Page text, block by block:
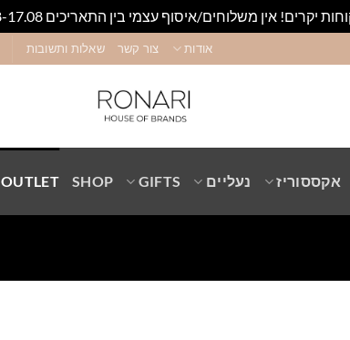
יקרים! אין משלוחים/איסוף עצמי בין התאריכים 09.08-17.08 !
אודות צור קשר שאלות ותשובות
אקססוריז נעליים GIFTS
SHOP
OUTLET